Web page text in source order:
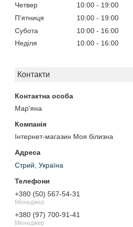
Четвер
10:00
19:00
Пʼятниця
10:00
19:00
Субота
10:00
16:00
Неділя
10:00 16:00
Контакти
Мар'яна
Інтернет-магазин Моя білизна
Стрий, Україна
+380 (50) 567-54-31
Менеджер
+380 (97) 700-91-41
Менеджер